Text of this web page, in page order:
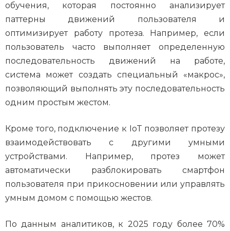
обучения, которая постоянно анализирует
паттерны движений пользователя и
оптимизирует работу протеза. Например, если
пользователь часто выполняет определенную
последовательность движений на работе,
система может создать специальный «макрос»,
позволяющий выполнять эту последовательность
одним простым жестом.
Кроме того, подключение к IoT позволяет протезу
взаимодействовать с другими умными
устройствами. Например, протез может
автоматически разблокировать смартфон
пользователя при прикосновении или управлять
умным домом с помощью жестов.
По данным аналитиков, к 2025 году более 70%